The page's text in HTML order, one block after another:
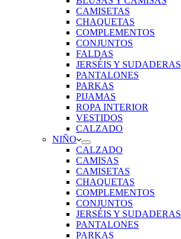
CAMISETAS
CHAQUETAS
COMPLEMENTOS
CONJUNTOS
FALDAS
JERSÉIS Y SUDADERAS
PANTALONES
PARKAS
PIJAMAS
ROPA INTERIOR
VESTIDOS
CALZADO
NIÑO
CALZADO
CAMISAS
CAMISETAS
CHAQUETAS
COMPLEMENTOS
CONJUNTOS
JERSÉIS Y SUDADERAS
PANTALONES
PARKAS